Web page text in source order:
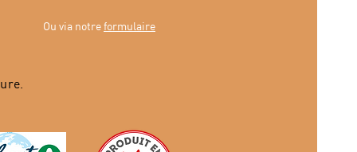
Ou via notreformulaire